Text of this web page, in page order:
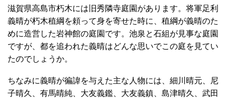
滋賀県高島市朽木には旧秀隣寺庭園があります。将軍足利
義晴が朽木稙綱を頼って身を寄せた時に、稙綱が義晴のた
めに造営した岩神館の庭園です。池泉と石組が見事な庭園
ですが、都を追われた義晴はどんな思いでこの庭を見てい
たのでしょうか。
ちなみに義晴が徧諱を与えた主な人物には、細川晴元、尼
子晴久、有馬晴純、大友義鑑、大友義鎮、島津晴久、武田